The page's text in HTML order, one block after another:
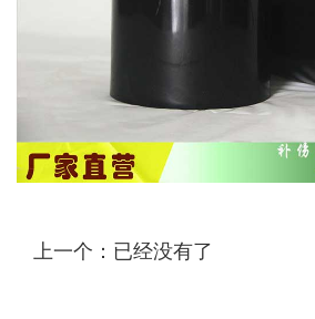
上一个：已经没有了